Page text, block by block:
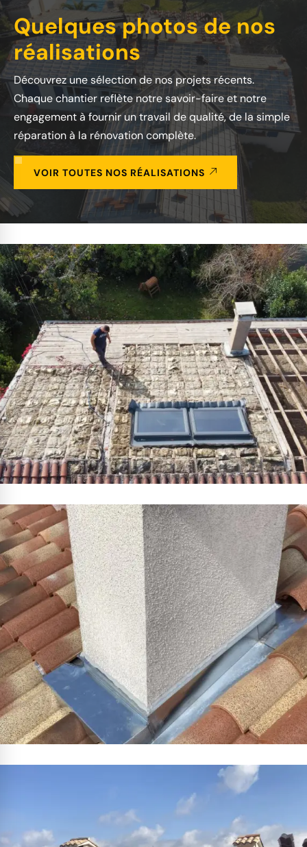
Quelques photos de nos
réalisations
Découvrez une sélection de nos projets récents.
Chaque chantier reflète notre savoir-faire et notre
engagement à fournir un travail de qualité, de la simple
réparation à la rénovation complète.
VOIR TOUTES NOS RÉALISATIONS